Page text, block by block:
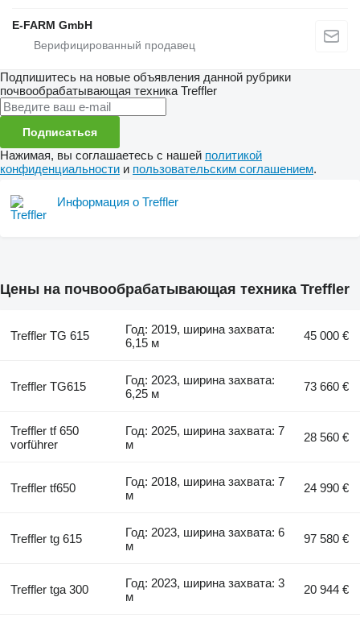
E-FARM GmbH
Подпишитесь на новые объявления данной рубрики
почвообрабатывающая техника Treffler
Подписаться
Нажимая, вы соглашаетесь с нашей политикой
конфиденциальности и пользовательским соглашением.
Информация о Treffler
Цены на почвообрабатывающая техника Treffler
Treffler TG 615
Год: 2019, ширина захвата:
6,15 м
45 000 €
Treffler TG615
Год: 2023, ширина захвата:
6,25 м
73 660 €
Treffler tf 650
vorführer
Год: 2025, ширина захвата: 7
м
28 560 €
Treffler tf650
Год: 2018, ширина захвата: 7
м
24 990 €
Treffler tg 615
Год: 2023, ширина захвата: 6
м
97 580 €
Treffler tga 300
Год: 2023, ширина захвата: 3
м
20 944 €